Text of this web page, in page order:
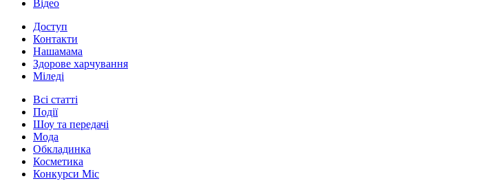
Відео
Доступ
Контакти
Нашамама
Здорове харчування
Міледі
Всі статті
Події
Шоу та передачі
Мода
Обкладинка
Косметика
Конкурси Міс